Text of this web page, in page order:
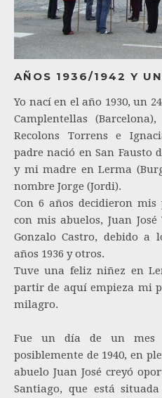
AÑOS 1936/1942 Y
Yo nací en el año 1930, un
Camplentellas
Recolons Torrens e
padre nació en San Fausto
y mi madre en Lerma
nombre Jorge (Jordi).
Con 6 años decidieron
con mis abuelos, Juan
Gonzalo Castro, debido a
años 1936 y otros.
Tuve una feliz niñez en
partir de aquí empieza mi
milagro.
Fue un día de un mes
posiblemente de 1940, en
abuelo Juan José creyó
Santiago, que está